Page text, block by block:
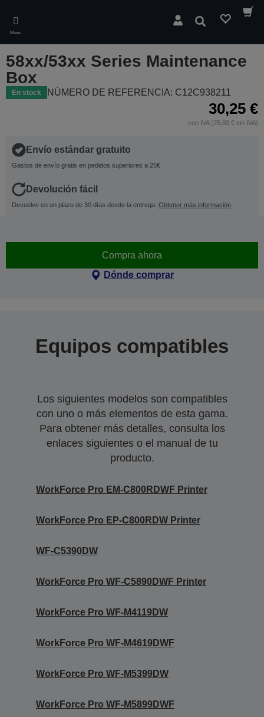
main
content
Menú
Buscar
58xx/53xx Series Maintenance
Box
En stock NÚMERO DE REFERENCIA: C12C938211
30,25 €
con IVA (25,00 € sin IVA)
Envío estándar gratuito
Gastos de envío gratis en pedidos superiores a 25€
Devolución fácil
Devuelve en un plazo de 30 días desde la entrega. Obtener más información
Compra ahora
Dónde comprar
Equipos compatibles
Los siguientes modelos son compatibles
con uno o más elementos de esta gama.
Para obtener más detalles, consulta los
enlaces siguientes o el manual de tu
producto.
WorkForce Pro EM-C800RDWF Printer
WorkForce Pro EP-C800RDW Printer
WF-C5390DW
WorkForce Pro WF-C5890DWF Printer
WorkForce Pro WF-M4119DW
WorkForce Pro WF-M4619DWF
WorkForce Pro WF-M5399DW
WorkForce Pro WF-M5899DWF